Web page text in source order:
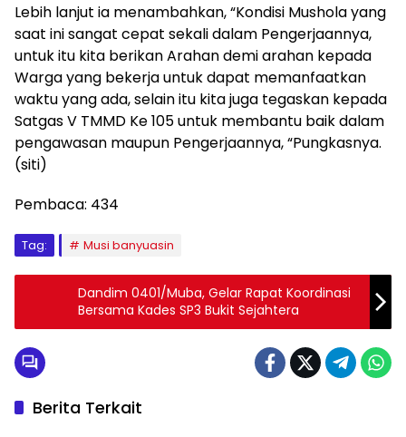
Lebih lanjut ia menambahkan, “Kondisi Mushola yang
saat ini sangat cepat sekali dalam Pengerjaannya,
untuk itu kita berikan Arahan demi arahan kepada
Warga yang bekerja untuk dapat memanfaatkan
waktu yang ada, selain itu kita juga tegaskan kepada
Satgas V TMMD Ke 105 untuk membantu baik dalam
pengawasan maupun Pengerjaannya, “Pungkasnya.
(siti)
Pembaca: 434
Tag: Musi banyuasin
Dandim 0401/Muba, Gelar Rapat Koordinasi
Bersama Kades SP3 Bukit Sejahtera
Berita Terkait
Palembang